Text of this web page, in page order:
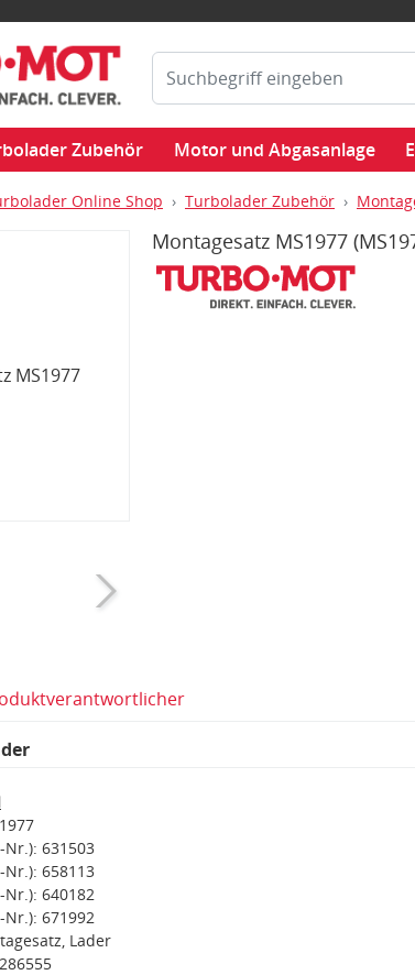
Zubehör Motor und Abgasanlage
Online Shop Turbolader Zubehör
Montagesatz MS1977
631503
658113
640182
671992
Lader